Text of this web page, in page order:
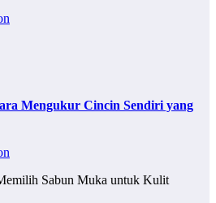
Mengukur Cincin Sendiri yang